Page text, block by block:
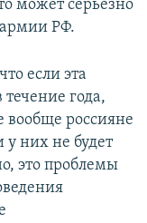
может серьезно
РФ.
если эта
года,
вообще россияне
них не будет
это проблемы